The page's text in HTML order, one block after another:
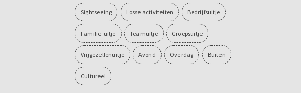
Sightseeing Losse activiteiten Bedrijfsuitje
Familie-uitje Teamuitje Groepsuitje
Vrijgezellenuitje Avond Overdag Buiten
Cultureel